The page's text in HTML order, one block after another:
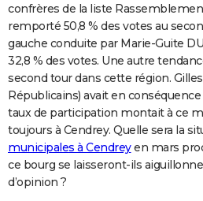
S'inscrire
Se connecter
Lycées
Collèges
Primaires
Universités
Entreprises
Service militaire
Avis de recherche
AVIS DE DÉCÈS
FORUM
Bricolage
Culture
Television
Voyage
confrères de la liste
remporté 50,8 % des votes au
gauche conduite par Marie-Guite
32,8 % des votes. Une autre
second tour dans cette région.
Républicains) avait en
taux de participation montait à ce
toujours à Cendrey. Quelle sera la
municipales à Cendreyen mars
ce bourg se laisseront-ils
d’opinion ?